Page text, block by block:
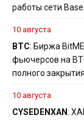
работы сети
10 августа
BTC: Биржа
фьючерсов на
полного
10 августа
CYS EDENXAN: